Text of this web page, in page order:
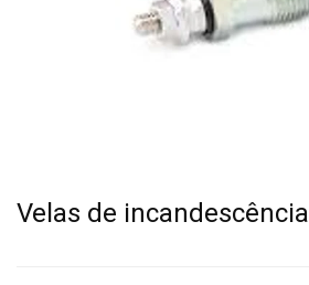
Velas de incandescência